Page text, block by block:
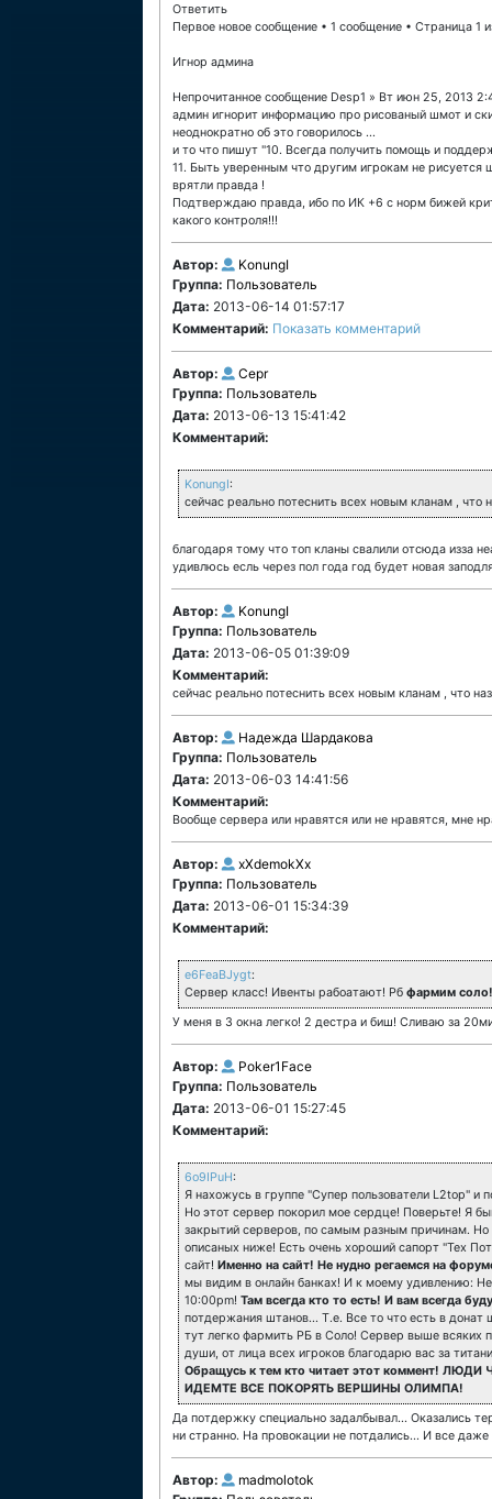
Ответить
Первое новое сообщение • 1 сообщение • Страница 1
Игнор админа
Непрочитанное сообщение Desp1 » Вт июн 25, 2013
админ игнорит информацию про рисованый шмот и
неоднократно об это говорилось ...
и то что пишут "10. Всегда получить помощь и
11. Быть уверенным что другим игрокам не
врятли правда !
Подтверждаю правда, ибо по ИК +6 с норм бижей
какого контроля!!!
Автор:
KonungI
Группа: Пользователь
Дата: 2013-06-14 01:57:17
Комментарий: Показать комментарий
Автор:
Cepr
Группа: Пользователь
Дата: 2013-06-13 15:41:42
Комментарий:
KonungI:
сейчас реально потеснить всех новым кланам ,
благодаря тому что топ кланы свалили отсюда изза
удивлюсь есль через пол года год будет новая
Автор:
KonungI
Группа: Пользователь
Дата: 2013-06-05 01:39:09
Комментарий:
сейчас реально потеснить всех новым кланам , что
Автор:
Надежда Шардакова
Группа: Пользователь
Дата: 2013-06-03 14:41:56
Комментарий:
Вообще сервера или нравятся или не нравятся, мне
Автор:
xXdemokXx
Группа: Пользователь
Дата: 2013-06-01 15:34:39
Комментарий:
e6FeaBJygt:
Сервер класс! Ивенты рабоатают! Рб фармим соло!
У меня в 3 окна легко! 2 дестра и биш! Сливаю за
Автор:
Poker1Face
Группа: Пользователь
Дата: 2013-06-01 15:27:45
Комментарий:
6o9IPuH:
Я нахожусь в группе "Супер пользователи L2top" и
Но этот сервер покорил мое сердце! Поверьте! Я
закрытий серверов, по самым разным причинам.
описаных ниже! Есть очень хороший сапорт "Тех
сайт! Именно на сайт! Не нудно регаемся на
мы видим в онлайн банках! И к моему удивлению:
10:00pm! Там всегда кто то есть! И вам всегда
потдержания штанов... Т.е. Все то что есть в
тут легко фармить РБ в Соло! Сервер выше всяких
души, от лица всех игроков благодарю вас за
Обращусь к тем кто читает этот коммент!
ИДЕМТЕ ВСЕ ПОКОРЯТЬ ВЕРШИНЫ ОЛИМПА!
Да потдержку специально задалбывал... Оказались
ни странно. На провокации не потдались... И все
Автор:
madmolotok